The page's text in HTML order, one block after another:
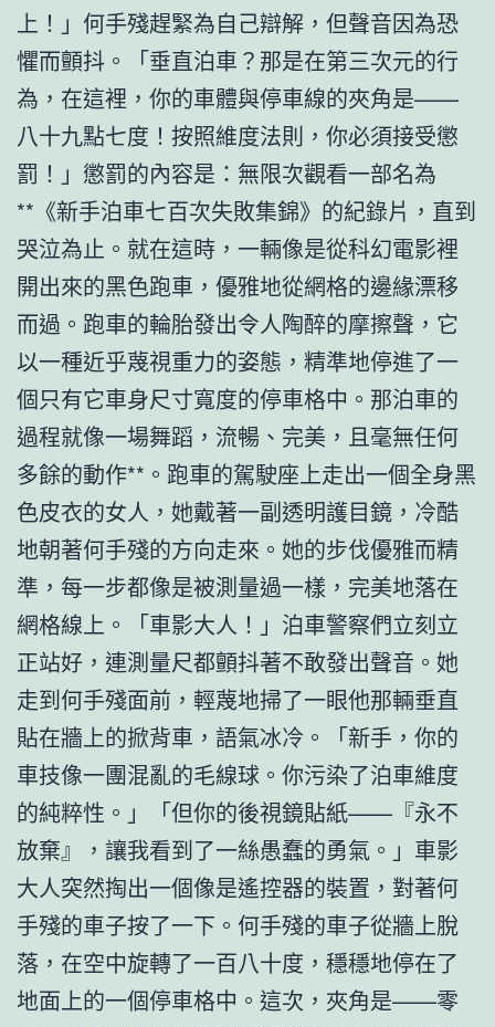
上！」何手殘趕緊為自己辯解，但聲音因為恐
懼而顫抖。「垂直泊車？那是在第三次元的行
為，在這裡，你的車體與停車線的夾角是——
八十九點七度！按照維度法則，你必須接受懲
罰！」懲罰的內容是：無限次觀看一部名為
**《新手泊車七百次失敗集錦》的紀錄片，直到
哭泣為止。就在這時，一輛像是從科幻電影裡
開出來的黑色跑車，優雅地從網格的邊緣漂移
而過。跑車的輪胎發出令人陶醉的摩擦聲，它
以一種近乎蔑視重力的姿態，精準地停進了一
個只有它車身尺寸寬度的停車格中。那泊車的
過程就像一場舞蹈，流暢、完美，且毫無任何
多餘的動作**。跑車的駕駛座上走出一個全身黑
色皮衣的女人，她戴著一副透明護目鏡，冷酷
地朝著何手殘的方向走來。她的步伐優雅而精
準，每一步都像是被測量過一樣，完美地落在
網格線上。「車影大人！」泊車警察們立刻立
正站好，連測量尺都顫抖著不敢發出聲音。她
走到何手殘面前，輕蔑地掃了一眼他那輛垂直
貼在牆上的掀背車，語氣冰冷。「新手，你的
車技像一團混亂的毛線球。你污染了泊車維度
的純粹性。」「但你的後視鏡貼紙——『永不
放棄』，讓我看到了一絲愚蠢的勇氣。」車影
大人突然掏出一個像是遙控器的裝置，對著何
手殘的車子按了一下。何手殘的車子從牆上脫
落，在空中旋轉了一百八十度，穩穩地停在了
地面上的一個停車格中。這次，夾角是——零